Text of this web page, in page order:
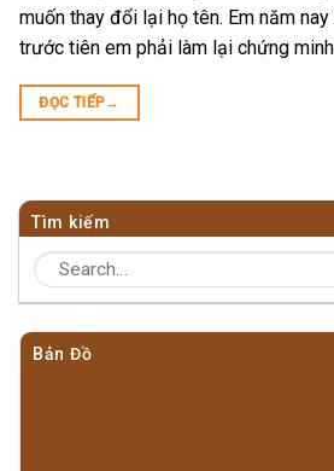
muốn thay đổi lại họ tên. Em năm
trước tiên em phải làm lại chứng
ĐỌC TIẾP→
Tìm kiếm
Bản Đồ